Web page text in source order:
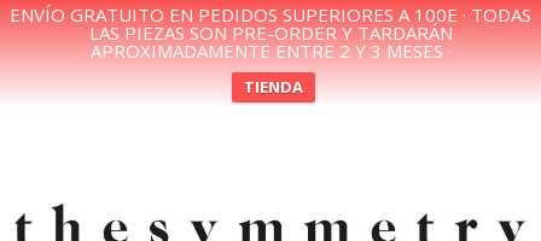
ENVÍO GRATUITO EN PEDIDOS SUPERIORES A 100E · TODAS
LAS PIEZAS SON PRE-ORDER Y TARDARÁN
APROXIMADAMENTE ENTRE 2 Y 3 MESES ·
TIENDA